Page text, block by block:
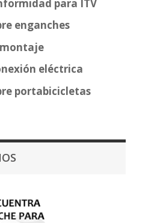
para ITV
enganches
eléctrica
portabicicletas